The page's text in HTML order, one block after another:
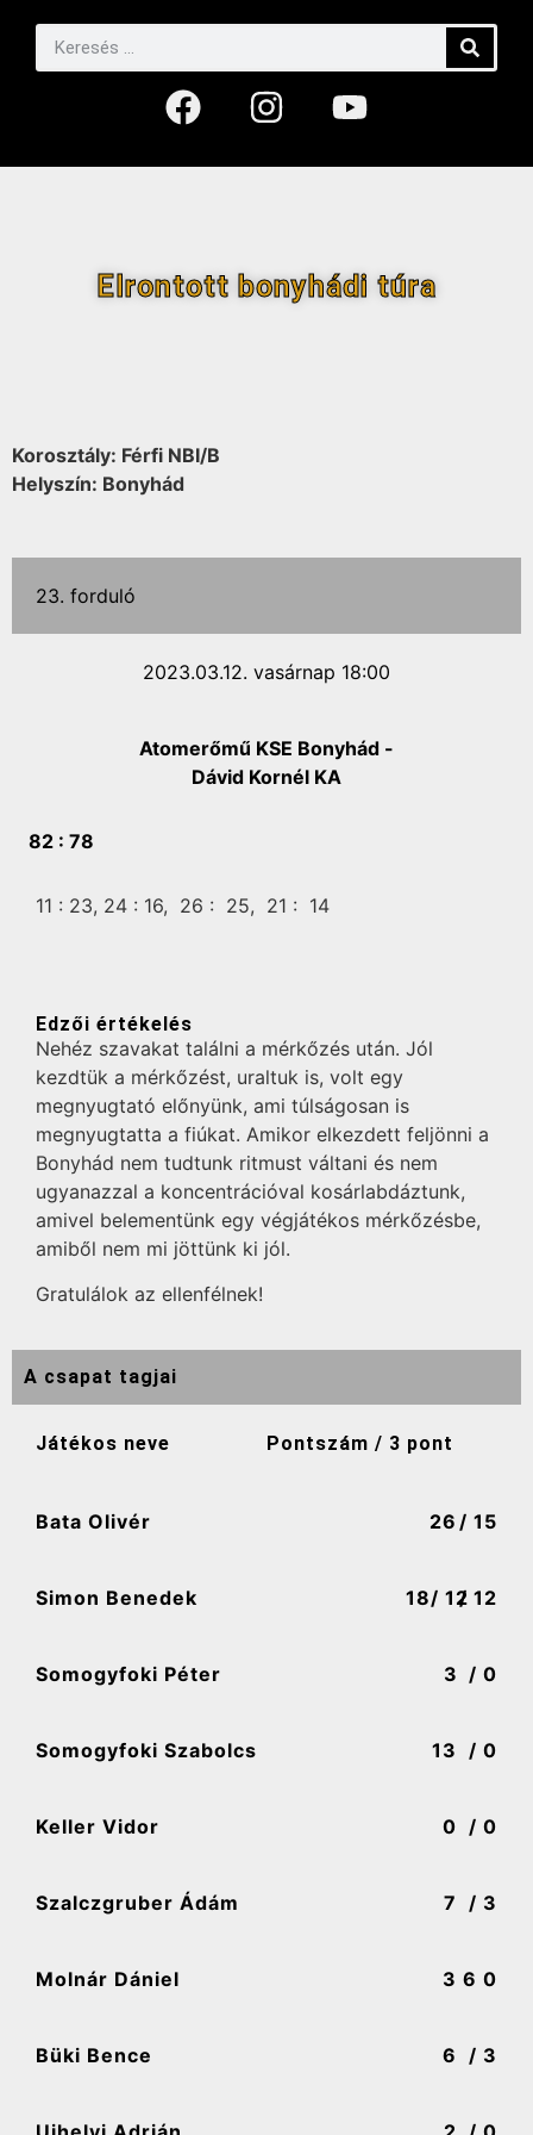
Elrontott bonyhádi túra
Korosztály: Férfi NBI/B
Helyszín: Bonyhád
23. forduló
2023.03.12. vasárnap 18:00
Atomerőmű KSE Bonyhád -
Dávid Kornél KA
82 : 78
11 : 23, 24 : 16, 26 : 25, 21 : 14
Edzői értékelés
Nehéz szavakat találni a mérkőzés után. Jól
kezdtük a mérkőzést, uraltuk is, volt egy
megnyugtató előnyünk, ami túlságosan is
megnyugtatta a fiúkat. Amikor elkezdett feljönni a
Bonyhád nem tudtunk ritmust váltani és nem
ugyanazzal a koncentrációval kosárlabdáztunk,
amivel belementünk egy végjátékos mérkőzésbe,
amiből nem mi jöttünk ki jól.
Gratulálok az ellenfélnek!
A csapat tagjai
Játékos neve Pontszám / 3 pont
Bata Olivér 26 / 15
Simon Benedek 18/ 12/ 12
Somogyfoki Péter 3 / 0
Somogyfoki Szabolcs 13 / 0
Keller Vidor 0 / 0
Szalczgruber Ádám 7 / 3
Molnár Dániel 3 6 0
Büki Bence 6 / 3